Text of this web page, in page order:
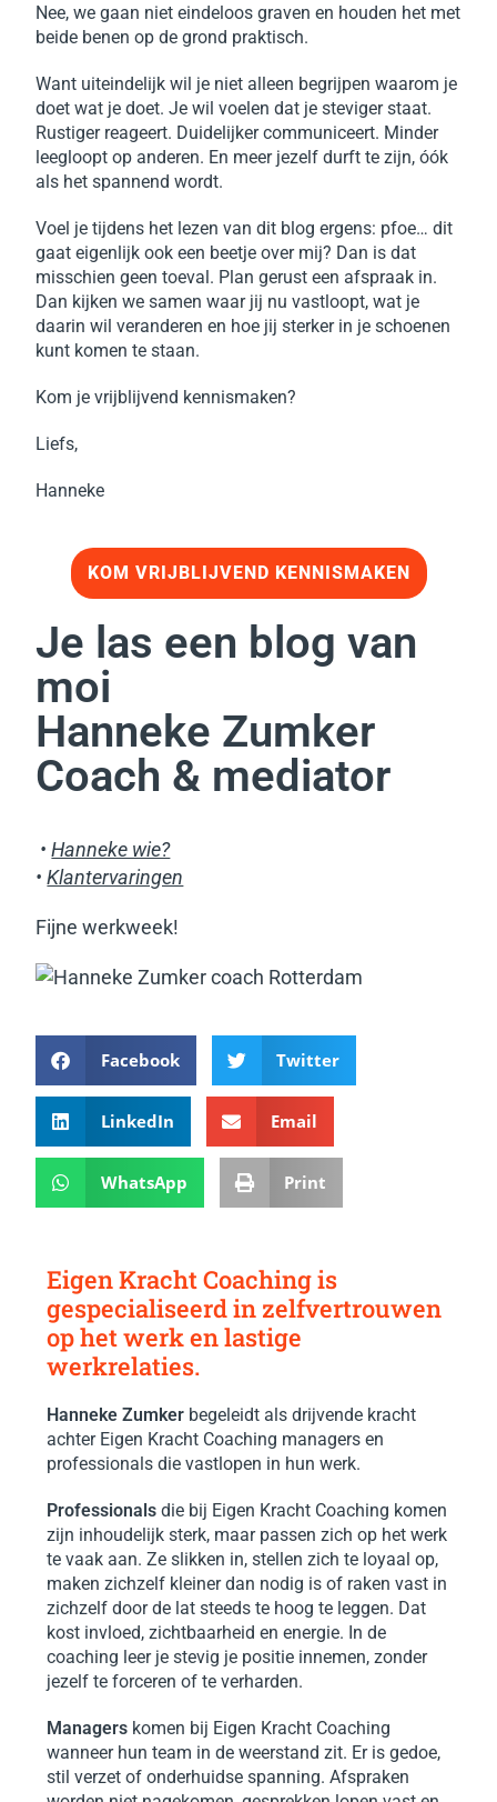
Nee, we gaan niet eindeloos graven en houden het met
beide benen op de grond praktisch.
Want uiteindelijk wil je niet alleen begrijpen waarom je
doet wat je doet. Je wil voelen dat je steviger staat.
Rustiger reageert. Duidelijker communiceert. Minder
leegloopt op anderen. En meer jezelf durft te zijn, óók
als het spannend wordt.
Voel je tijdens het lezen van dit blog ergens: pfoe… dit
gaat eigenlijk ook een beetje over mij? Dan is dat
misschien geen toeval. Plan gerust een afspraak in.
Dan kijken we samen waar jij nu vastloopt, wat je
daarin wil veranderen en hoe jij sterker in je schoenen
kunt komen te staan.
Kom je vrijblijvend kennismaken?
Liefs,
Hanneke
KOM VRIJBLIJVEND KENNISMAKEN
Je las een blog van
moi
Hanneke Zumker
Coach & mediator
•Hanneke wie?
• Klantervaringen
Fijne werkweek!
Facebook Twitter
LinkedIn Email
WhatsApp Print
Eigen Kracht Coaching is
gespecialiseerd in zelfvertrouwen
op het werk en lastige
werkrelaties.
Hanneke Zumker begeleidt als drijvende kracht
achter Eigen Kracht Coaching managers en
professionals die vastlopen in hun werk.
Professionals die bij Eigen Kracht Coaching komen
zijn inhoudelijk sterk, maar passen zich op het werk
te vaak aan. Ze slikken in, stellen zich te loyaal op,
maken zichzelf kleiner dan nodig is of raken vast in
zichzelf door de lat steeds te hoog te leggen. Dat
kost invloed, zichtbaarheid en energie. In de
coaching leer je stevig je positie innemen, zonder
jezelf te forceren of te verharden.
Managers komen bij Eigen Kracht Coaching
wanneer hun team in de weerstand zit. Er is gedoe,
stil verzet of onderhuidse spanning. Afspraken